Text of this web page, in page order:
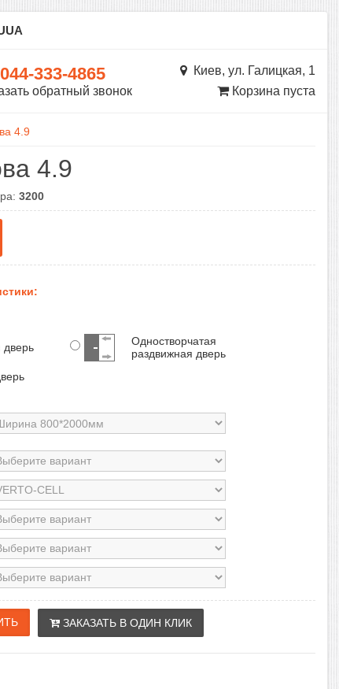
UA
333-4865
обратный звонок
Киев, ул. Галицкая, 1
Корзина пуста
4.9
4.9
3200
дверь
Одностворчатая
раздвижная дверь
ЗАКАЗАТЬ В ОДИН КЛИК